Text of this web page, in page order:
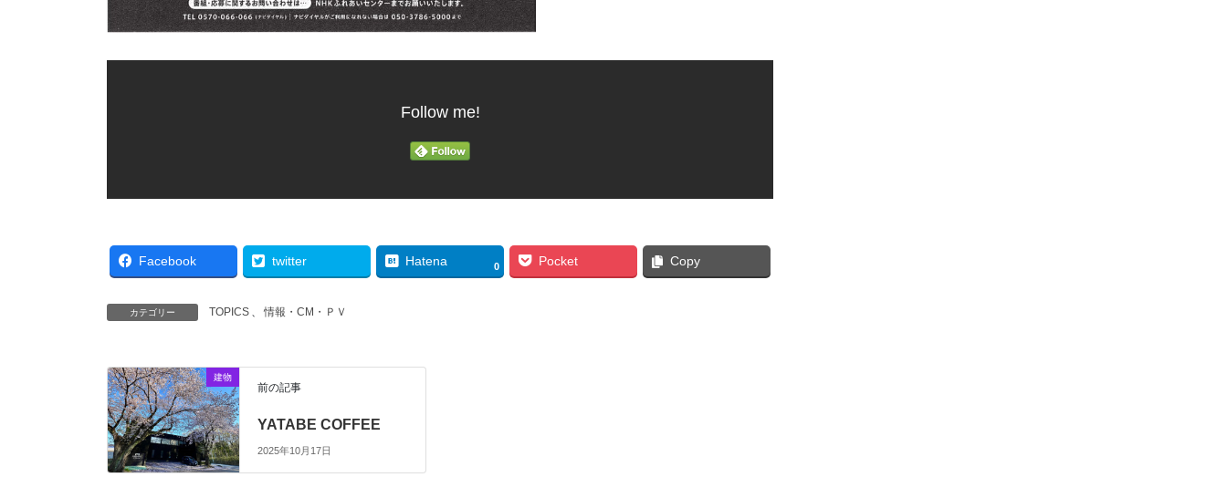
Follow me!
Facebook twitter Hatena 0 Pocket Copy
カテゴリー TOPICS 情報・CM・ＰＶ
建物
前の記事
YATABE COFFEE
2025年10月17日